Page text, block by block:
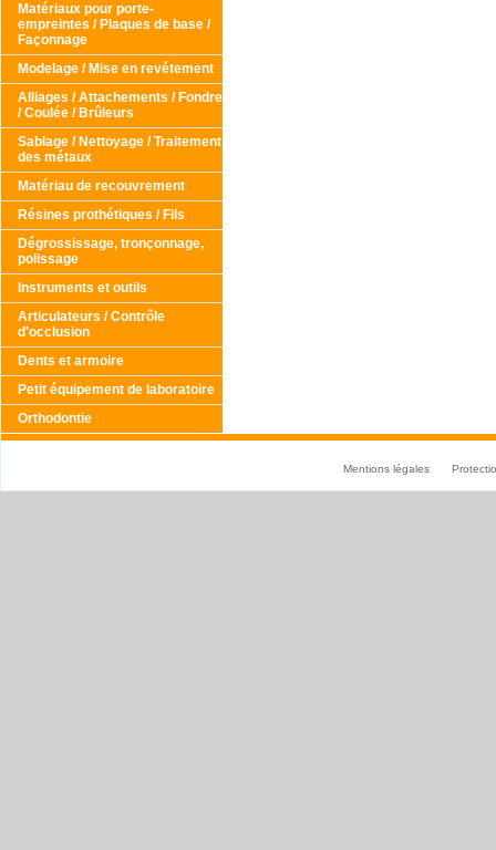
Matériaux pour porte-
empreintes / Plaques de base /
Façonnage
Modelage / Mise en revétement
Alliages / Attachements / Fondre
/ Coulée / Brûleurs
Sablage / Nettoyage / Traitement
des métaux
Matériau de recouvrement
Résines prothétiques / Fils
Dégrossissage, tronçonnage,
polissage
Instruments et outils
Articulateurs / Contrôle
d'occlusion
Dents et armoire
Petit équipement de laboratoire
Orthodontie
Mentions légales